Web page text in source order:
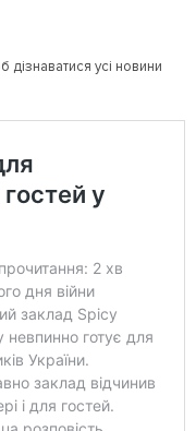
дізнаватися усі новини